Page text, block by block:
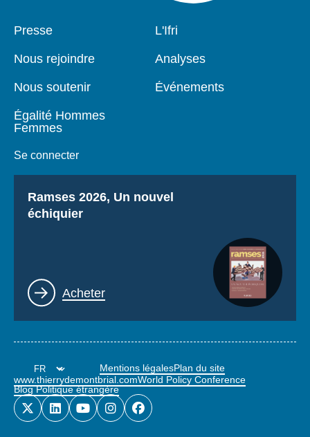
Pied
Presse
Nous rejoindre
Nous soutenir
Égalité Hommes
Femmes
Se connecter
Navigation
L'Ifri
Analyses
Événements
Titre
Ramses 2026, Un nouvel
échiquier
Lien
Acheter
Mentions légalesPlan du site
www.thierrydemontbrial.comWorld Policy Conference
Blog Politique étrangère